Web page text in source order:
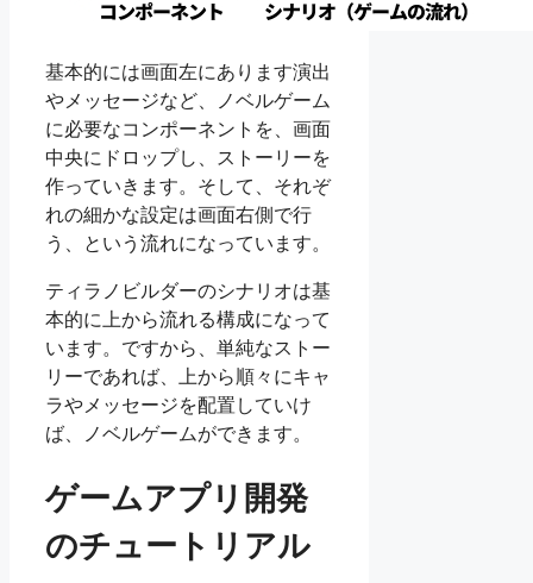
基本的には画面左にあります演出
やメッセージなど、ノベルゲーム
に必要なコンポーネントを、画面
中央にドロップし、ストーリーを
作っていきます。そして、それぞ
れの細かな設定は画面右側で行
う、という流れになっています。
ティラノビルダーのシナリオは基
本的に上から流れる構成になって
います。ですから、単純なストー
リーであれば、上から順々にキャ
ラやメッセージを配置していけ
ば、ノベルゲームができます。
ゲームアプリ開発
のチュートリアル